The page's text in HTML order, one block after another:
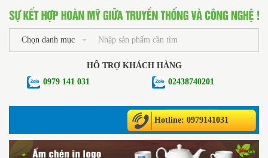
Chọn danh mục
HỖ TRỢ KHÁCH HÀNG
0979 141 031
02438740201
Hotline: 0979141031